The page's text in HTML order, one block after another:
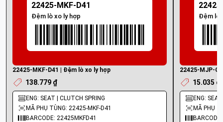
22425-MKF-D41
Đệm lò xo ly hợp
22425-MKF-D41 | Đệm lò xo ly hợp
138.779 ₫
ENG: SEAT | CLUTCH SPRING
MÃ PHỤ TÙNG: 22425-MKF-D41
BARCODE: 22425MKFD41
Đệm lò
22425-MJP-
15.035 ₫
ENG:
MÃ PHỤ